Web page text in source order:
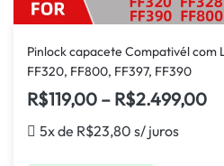
Pinlock capacete Compativél com
FF320, FF800, FF397, FF390
R$119,00 – R$2.499,00
5x de R$23,80 s/ juros